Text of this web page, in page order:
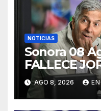
NOTICIAS
Sonora 08
FALLECE
PADRE Y
DE LIONEL
AÑOS
AGO 8, 2026